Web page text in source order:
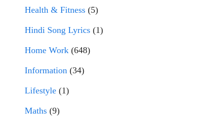
Health & Fitness (5)
Hindi Song Lyrics (1)
Home Work (648)
Information (34)
Lifestyle (1)
Maths (9)